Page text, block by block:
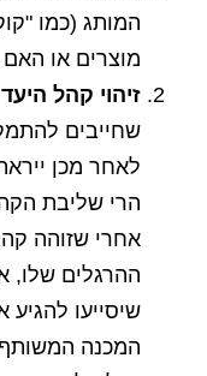
המותג (כמו
מוצרים או
זיהוי קהל
שחייבים
לאחר מכן
הרי שליבת
אחרי שזוהה
ההרגלים שלו,
שיסייעו להגיע
המכנה